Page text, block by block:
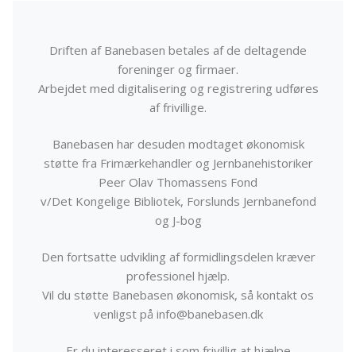
Driften af Banebasen betales af de deltagende
foreninger og firmaer.
Arbejdet med digitalisering og registrering udføres
af frivillige.
Banebasen har desuden modtaget økonomisk
støtte fra Frimærkehandler og Jernbanehistoriker
Peer Olav Thomassens Fond
v/Det Kongelige Bibliotek, Forslunds Jernbanefond
og J-bog
Den fortsatte udvikling af formidlingsdelen kræver
professionel hjælp.
Vil du støtte Banebasen økonomisk, så kontakt os
venligst på info@banebasen.dk